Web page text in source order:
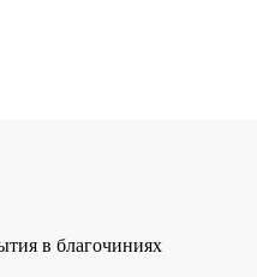
в благочиниях